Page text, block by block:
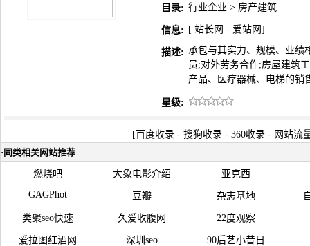
目录: 行业企业 > 房产建筑
信息: [ 站长网 - 爱站网 ]
描述: 承包与其实力、规模、业绩
员;对外劳务合作;房屋建筑
产品、医疗器械、电梯的销
星级:
[ 百度收录 - 搜狗收录 - 360收录 - 网站流
· 同类相关网站推荐
燃烧吧 大象电影介绍
亚克西
GAGPhot
豆瓣 杂志基地
类聚seo快速 久爱收腹网 22度观察
爱拉图红酒网 深圳seo 90后艺小昔日